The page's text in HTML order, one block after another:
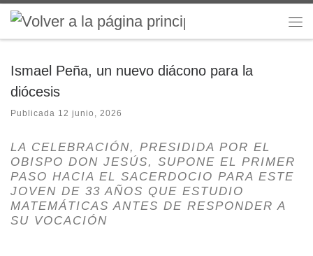
Saltar al contenido
Ismael Peña, un nuevo diácono para la
diócesis
Publicada 12 junio, 2026
LA CELEBRACIÓN, PRESIDIDA POR EL
OBISPO DON JESÚS, SUPONE EL PRIMER
PASO HACIA EL SACERDOCIO PARA ESTE
JOVEN DE 33 AÑOS QUE ESTUDIO
MATEMÁTICAS ANTES DE RESPONDER A
SU VOCACIÓN